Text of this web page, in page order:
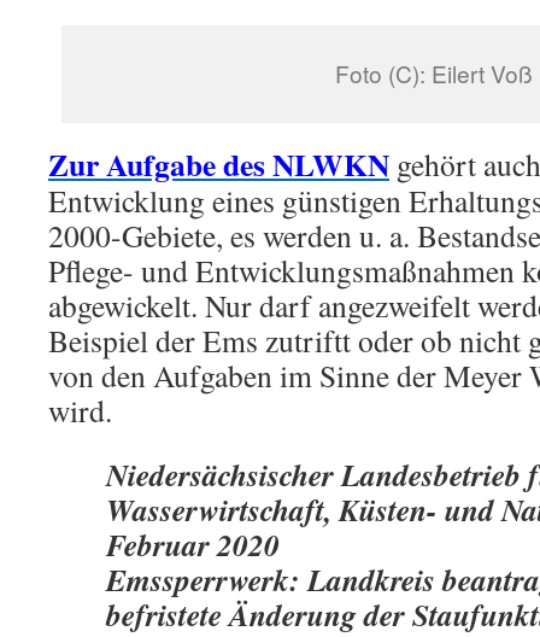
Foto (C): Eilert Voß
Zur Aufgabe des NLWKN gehört
Entwicklung eines günstigen
2000-Gebiete, es werden u. a.
Pflege- und Entwicklungsmaßnahmen
abgewickelt. Nur darf angezweifelt
Beispiel der Ems zutriftt oder ob nicht
von den Aufgaben im Sinne der
wird.
Niedersächsischer Landesbetrieb
Wasserwirtschaft, Küsten- und
Februar 2020
Emssperrwerk: Landkreis
befristete Änderung der